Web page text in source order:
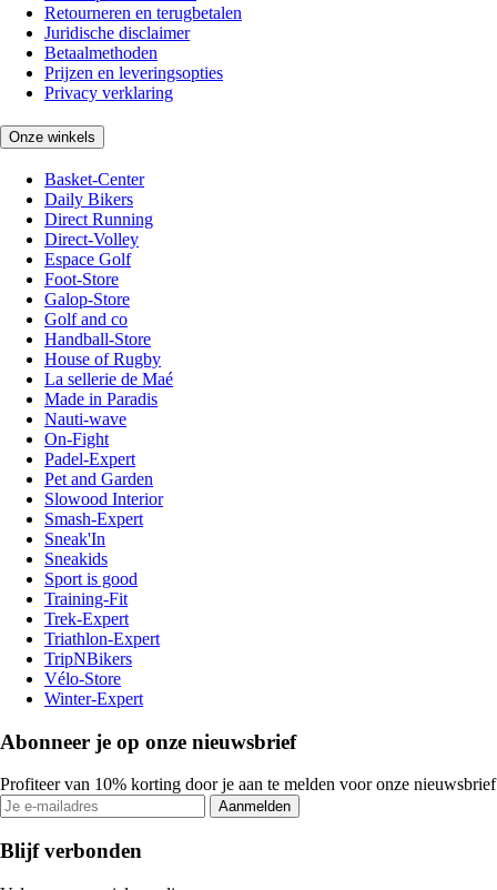
Retourneren en terugbetalen
Juridische disclaimer
Betaalmethoden
Prijzen en leveringsopties
Privacy verklaring
Onze winkels
Basket-Center
Daily Bikers
Direct Running
Direct-Volley
Espace Golf
Foot-Store
Galop-Store
Golf and co
Handball-Store
House of Rugby
La sellerie de Maé
Made in Paradis
Nauti-wave
On-Fight
Padel-Expert
Pet and Garden
Slowood Interior
Smash-Expert
Sneak'In
Sneakids
Sport is good
Training-Fit
Trek-Expert
Triathlon-Expert
TripNBikers
Vélo-Store
Winter-Expert
Abonneer je op onze nieuwsbrief
Profiteer van 10% korting door je aan te melden voor onze nieuwsbrief
Aanmelden
Blijf verbonden